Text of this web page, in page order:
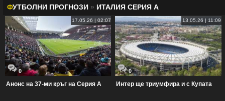
ФУТБОЛНИ ПРОГНОЗИ » ИТАЛИЯ СЕРИЯ А
17.05.26 | 02:07
0
Анонс на 37-ми кръг на Серия А
13.05.26 | 11:09
0
Интер ще триумфира и с Купата